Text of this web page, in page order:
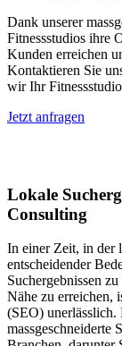
Dank unserer
Fitnessstudios ihre
Kunden erreichen
Kontaktieren Sie
wir Ihr
Jetzt anfragen
Lokale
Consulting
In einer Zeit, in der
entscheidender
Suchergebnissen
Nähe zu erreichen,
(SEO)
massgeschneiderte